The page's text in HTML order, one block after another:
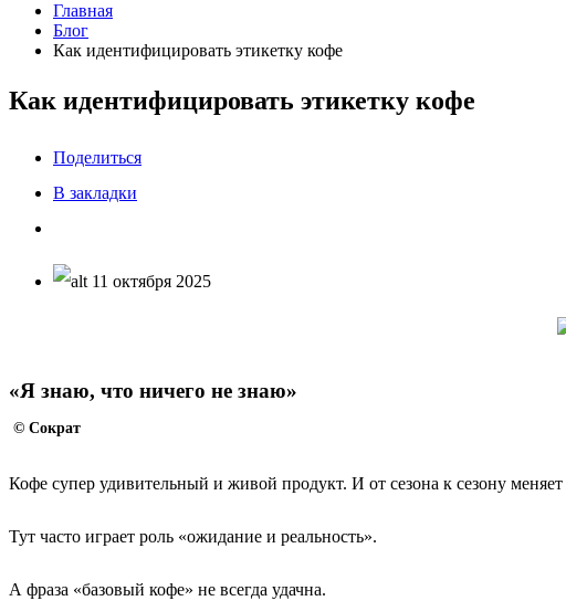
Главная
Блог
Как идентифицировать этикетку кофе
Как идентифицировать этикетку кофе
Поделиться
В закладки
11 октября 2025
«Я знаю, что ничего не знаю»
© Сократ
Кофе супер удивительный и живой продукт. И от сезона к сезону меняет
Тут часто играет роль «ожидание и реальность».
А фраза «базовый кофе» не всегда удачна.